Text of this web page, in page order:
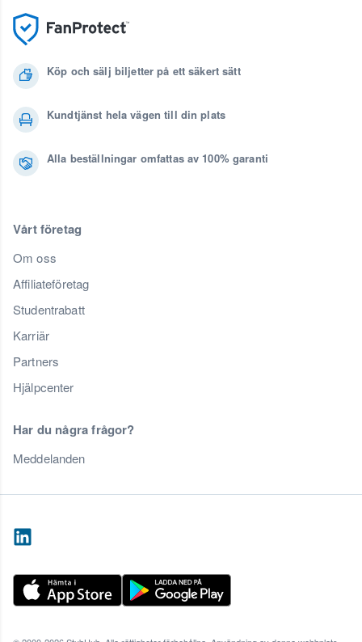
Köp och sälj biljetter på ett säkert sätt
Kundtjänst hela vägen till din plats
Alla beställningar omfattas av 100% garanti
Vårt företag
Om oss
Affiliateföretag
Studentrabatt
Karriär
Partners
Hjälpcenter
Har du några frågor?
Meddelanden